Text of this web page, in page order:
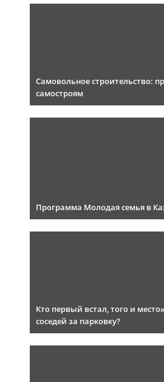
Самовольное строительство:
самостроям
Программа Молодая семья в
Кто первый встал, того и
соседей за парковку?